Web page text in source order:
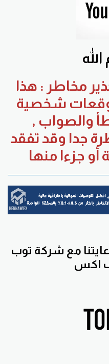
مخاطر : هذا
توقعات شخصية
والصواب ,
جدا وقد تفقد
مع شركة توب
اكس